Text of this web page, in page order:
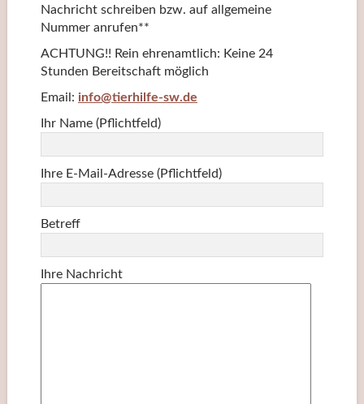
Nachricht schreiben bzw. auf allgemeine
Nummer anrufen**
ACHTUNG!! Rein ehrenamtlich: Keine 24
Stunden Bereitschaft möglich
Email: info@tierhilfe-sw.de
Ihr Name (Pflichtfeld)
Ihre E-Mail-Adresse (Pflichtfeld)
Betreff
Ihre Nachricht